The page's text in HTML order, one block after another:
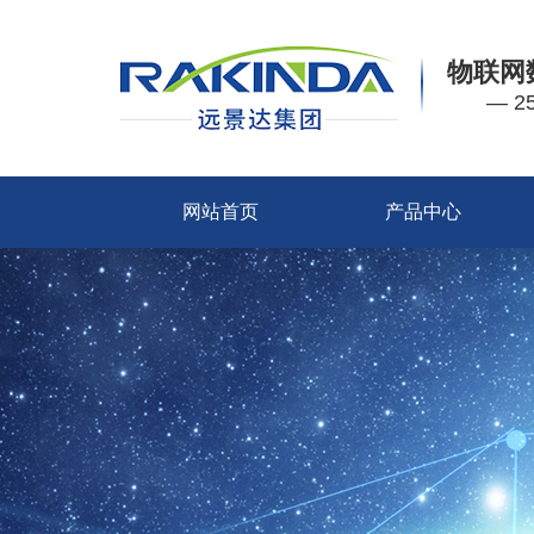
物联网
—
网站首页 产品中心